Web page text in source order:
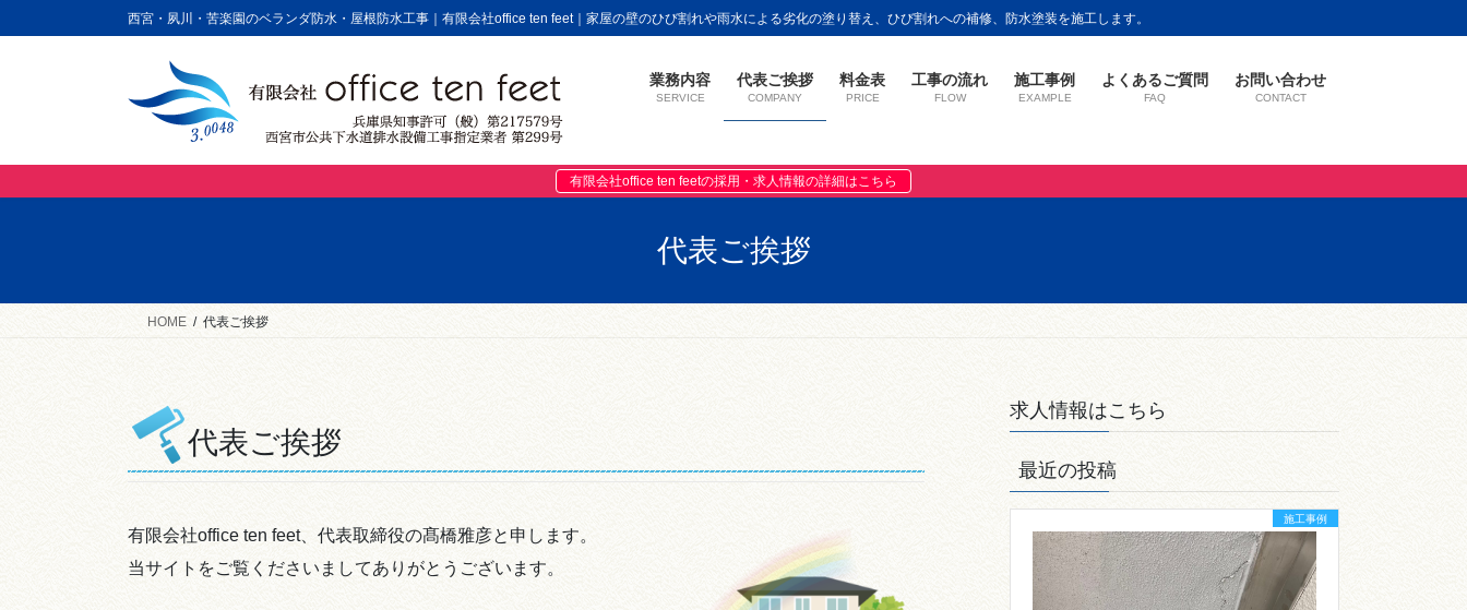
ン
移
動
ビ
ン
に
西宮・夙川・苦楽園のベランダ防水・屋根防水工事｜有限会社office ten feet｜家屋の壁のひび割れや雨水による劣化の塗り替え、ひび割れへの補修、防水塗装を施工します。
業務内容
SERVICE
代表ご挨拶
COMPANY
料金表
PRICE
工事の流れ
FLOW
施工事例
EXAMPLE
よくあるご質問
FAQ
お問い合わせ
CONTACT
有限会社office ten feetの採用・求人情報の詳細はこちら
代表ご挨拶
HOME 代表ご挨拶
代表ご挨拶
有限会社office ten feet、代表取締役の髙橋雅彦と申します。
当サイトをご覧くださいましてありがとうございます。
求人情報はこちら
最近の投稿
施工事例